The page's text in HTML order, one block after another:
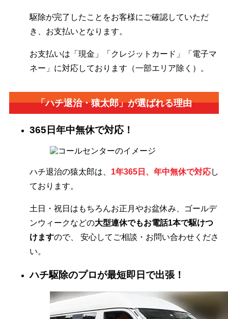
駆除が完了したことをお客様にご確認していただ
き、お支払いとなります。
お支払いは「現金」「クレジットカード」「電子マ
ネー」に対応しております（一部エリア除く）。
「ハチ退治・猿太郎」が選ばれる理由
365日年中無休で対応！
ハチ退治の猿太郎は、 1年365日、年中無休で対応し
ております。
土日・祝日はもちろんお正月やお盆休み、ゴールデ
ンウィークなどの大型連休でもお電話1本で駆けつ
けますので、 安心してご相談・お問い合わせくださ
い。
ハチ駆除のプロが最短即日で出張！